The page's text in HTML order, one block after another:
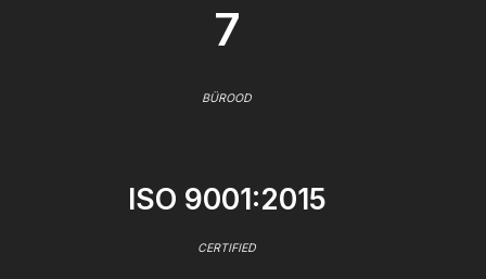
7
BÜROOD
ISO 9001:2015
CERTIFIED